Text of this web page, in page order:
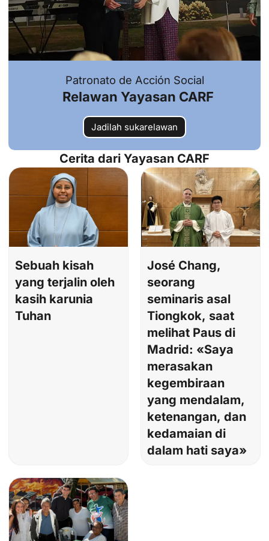
Patronato de Acción Social
Relawan Yayasan CARF
Jadilah sukarelawan
Cerita dari Yayasan CARF
Sebuah kisah
yang terjalin oleh
kasih karunia
Tuhan
José Chang,
seorang
seminaris asal
Tiongkok, saat
melihat Paus di
Madrid: «Saya
merasakan
kegembiraan
yang mendalam,
ketenangan, dan
kedamaian di
dalam hati saya»